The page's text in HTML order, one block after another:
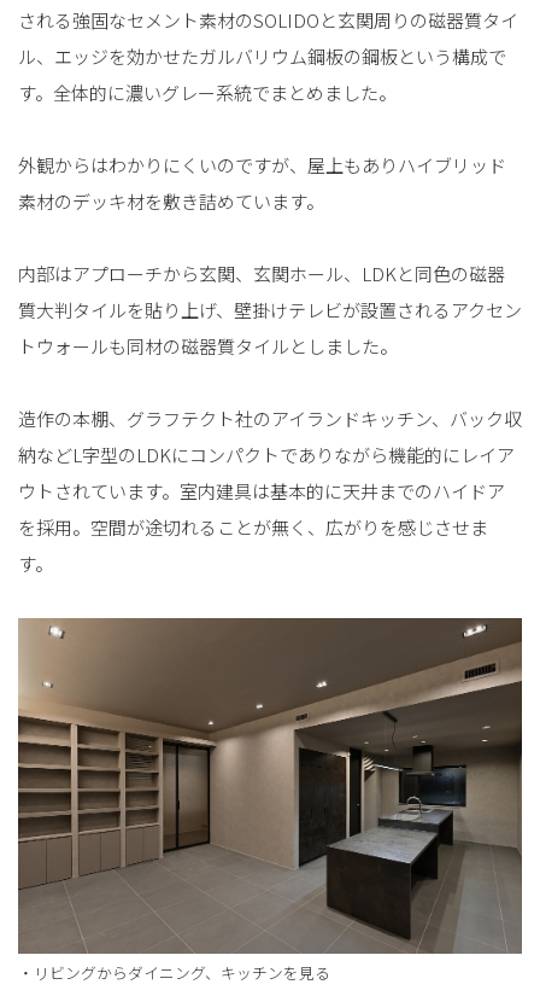
される強固なセメント素材のSOLIDOと玄関周りの磁器質タイ
ル、エッジを効かせたガルバリウム鋼板の鋼板という構成で
す。全体的に濃いグレー系統でまとめました。
外観からはわかりにくいのですが、屋上もありハイブリッド
素材のデッキ材を敷き詰めています。
内部はアプローチから玄関、玄関ホール、LDKと同色の磁器
質大判タイルを貼り上げ、壁掛けテレビが設置されるアクセン
トウォールも同材の磁器質タイルとしました。
造作の本棚、グラフテクト社のアイランドキッチン、バック収
納などL字型のLDKにコンパクトでありながら機能的にレイア
ウトされています。室内建具は基本的に天井までのハイドア
を採用。空間が途切れることが無く、広がりを感じさせま
す。
・リビングからダイニング、キッチンを見る